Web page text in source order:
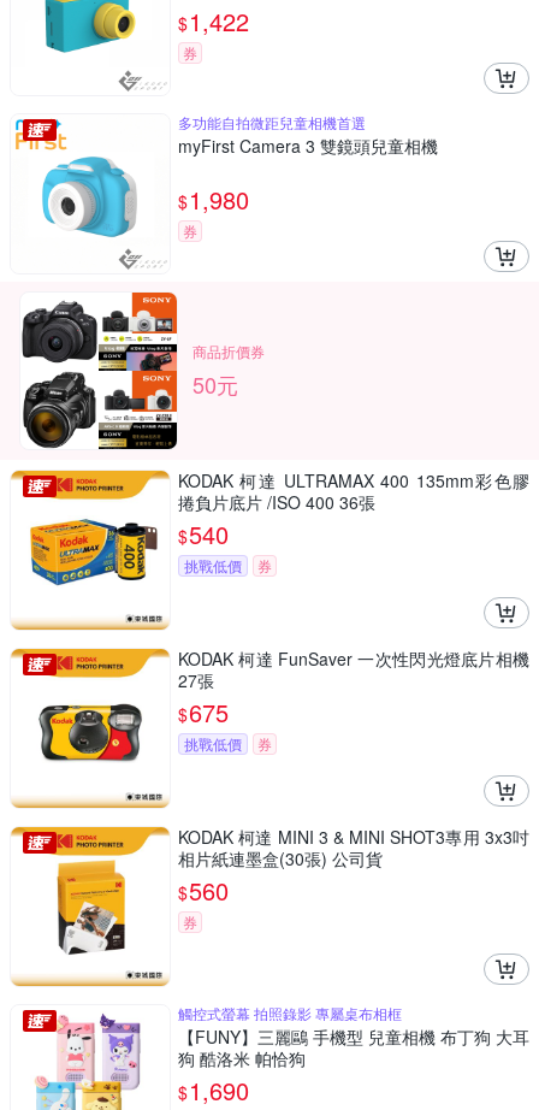
$1,422
券
多功能自拍微距兒童相機首選
myFirst Camera 3 雙鏡頭兒童相機
$1,980
券
商品折價券
50元
KODAK 柯達 ULTRAMAX 400 135mm彩色膠
捲負片底片 /ISO 400 36張
$540
挑戰低價 券
KODAK 柯達 FunSaver 一次性閃光燈底片相機
27張
$675
挑戰低價 券
KODAK 柯達 MINI 3 & MINI SHOT3專用 3x3吋
相片紙連墨盒(30張) 公司貨
$560
券
觸控式螢幕 拍照錄影 專屬桌布相框
【FUNY】三麗鷗 手機型 兒童相機 布丁狗 大耳
狗 酷洛米 帕恰狗
$1,690